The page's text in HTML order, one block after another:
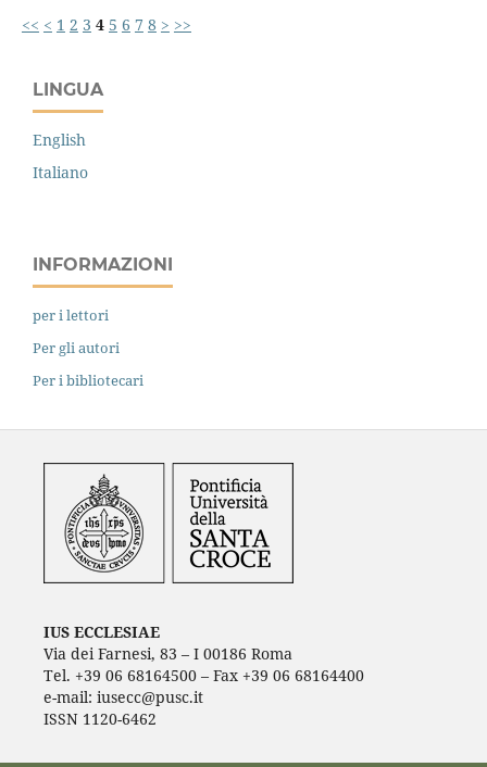
<< < 1 2 3 4 5 6 7 8 > >>
LINGUA
English
Italiano
INFORMAZIONI
per i lettori
Per gli autori
Per i bibliotecari
IUS ECCLESIAE
Via dei Farnesi, 83 – I 00186 Roma
Tel. +39 06 68164500 – Fax +39 06 68164400
e-mail: iusecc@pusc.it
ISSN 1120-6462